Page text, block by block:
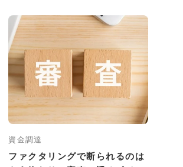
資金調達
ファクタリングで断られるのは